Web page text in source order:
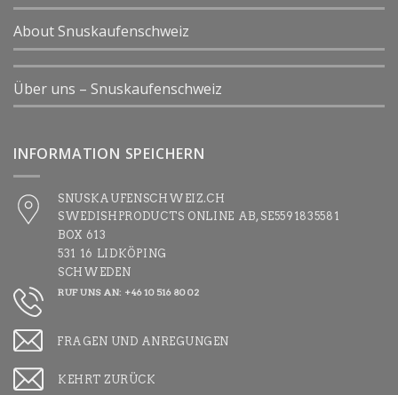
About Snuskaufenschweiz
Über uns – Snuskaufenschweiz
INFORMATION SPEICHERN
SNUSKAUFENSCHWEIZ.CH
SWEDISHPRODUCTS ONLINE AB, SE5591835581
BOX 613
531 16 LIDKÖPING
SCHWEDEN
RUF UNS AN: +46 10 516 80 02
FRAGEN UND ANREGUNGEN
KEHRT ZURÜCK